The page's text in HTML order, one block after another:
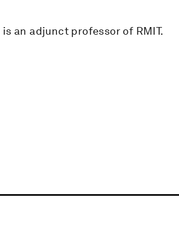
an adjunct professor of RMIT.